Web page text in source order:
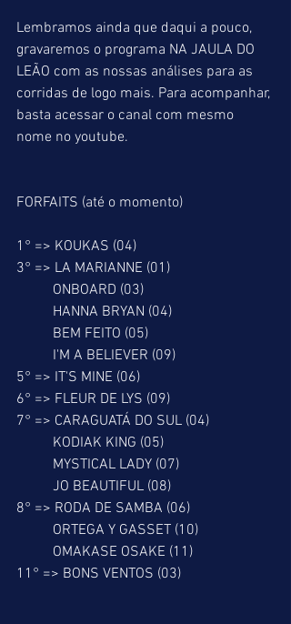
Lembramos ainda que daqui a pouco,
gravaremos o programa NA JAULA DO
LEÃO com as nossas análises para as
corridas de logo mais. Para acompanhar,
basta acessar o canal com mesmo
nome no youtube.
FORFAITS (até o momento)
1° => KOUKAS (04)
3° => LA MARIANNE (01)
          ONBOARD (03)
          HANNA BRYAN (04)
          BEM FEITO (05)
          I'M A BELIEVER (09)
5° => IT'S MINE (06)
6° => FLEUR DE LYS (09)
7° => CARAGUATÁ DO SUL (04)
          KODIAK KING (05)
          MYSTICAL LADY (07)
          JO BEAUTIFUL (08)
8° => RODA DE SAMBA (06)
          ORTEGA Y GASSET (10)
          OMAKASE OSAKE (11)
11° => BONS VENTOS (03)